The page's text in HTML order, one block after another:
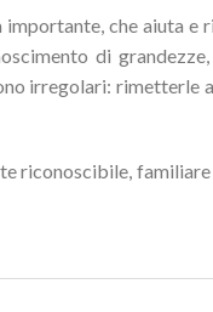
importante, che aiuta e
di
irregolari: rimetterle
riconoscibile,